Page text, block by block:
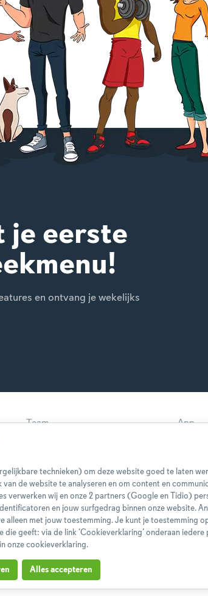
je eerste
en ontvang je wekelijks
Team
App
Klachtenprocedure
Boeken
FAQ
technieken) om deze website goed te laten
de website te analyseren en om content en
verwerken wij en onze 2 partners (Google en Tidio)
en jouw surfgedrag binnen onze website.
alleen met jouw toestemming. Je kunt je toestemming
die geeft: via de link ‘Cookieverklaring’ onderaan iedere
onze cookieverklaring.
Alles accepteren